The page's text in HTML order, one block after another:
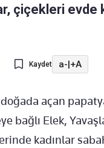
çiçekleri
Kaydet a-|+A
açan
bağlı Elek,
kadınlar